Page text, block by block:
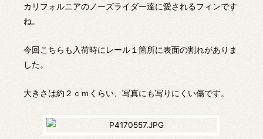
カリフォルニアのノーズライダー達に愛されるフィンです
ね。
今回こちらも入荷時にレール１箇所に表面の割れがありま
した。
大きさは約２ｃｍくらい、写真にも写りにくい傷です。